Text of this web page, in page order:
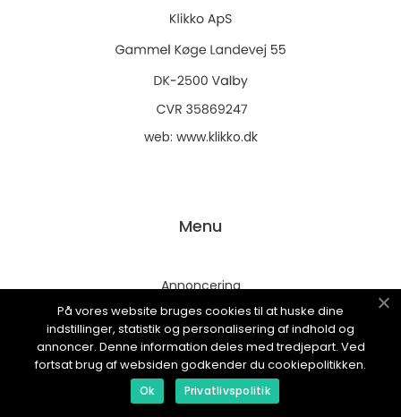
web: www.klikko.dk
Menu
Annoncering
Om os
Cookies
Kontakt os
Sitemap
På vores website bruges cookies til at huske dine
indstillinger, statistik og personalisering af indhold og
annoncer. Denne information deles med tredjepart. Ved
fortsat brug af websiden godkender du cookiepolitikken.
Ok Privatlivspolitik